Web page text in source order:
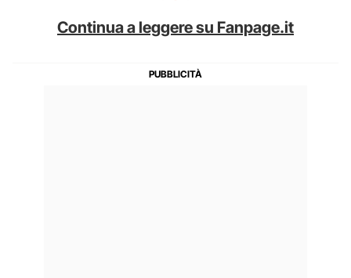
Continua a leggere su Fanpage.it